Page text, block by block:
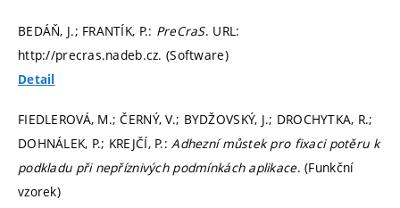
BEDÁŇ, J.; FRANTÍK, P.: PreCraS. URL:
http://precras.nadeb.cz. (Software)
Detail
FIEDLEROVÁ, M.; ČERNÝ, V.; BYDŽOVSKÝ, J.; DROCHYTKA, R.;
DOHNÁLEK, P.; KREJČÍ, P.:Adhezní můstek pro fixaci potěru k
podkladu při nepříznivých podmínkách aplikace. (Funkční
vzorek)